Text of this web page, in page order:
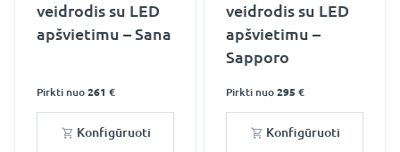
veidrodis su LED
apšvietimu – Sana
Pirkti nuo 261 €
Konfigūruoti
veidrodis su LED
apšvietimu –
Sapporo
Pirkti nuo 295 €
Konfigūruoti